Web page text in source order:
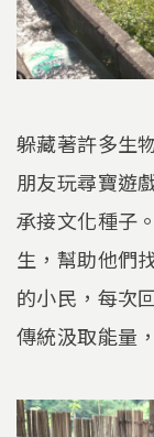
躲藏著許多生
朋友玩尋寶遊
承接文化種子
生，幫助他們
的小民，每次
傳統汲取能量